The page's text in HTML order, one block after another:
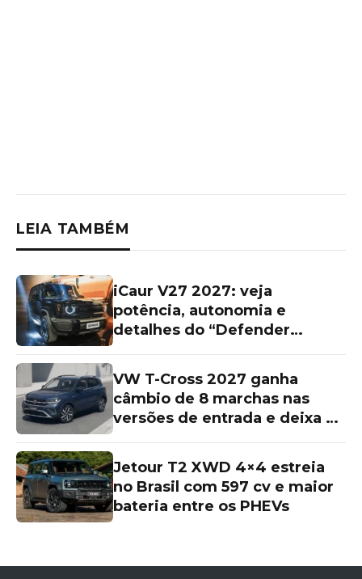
LEIA TAMBÉM
iCaur V27 2027: veja
potência, autonomia e
detalhes do “Defender
VW T-Cross 2027 ganha
câmbio de 8 marchas nas
versões de entrada e deixa as
Jetour T2 XWD 4×4 estreia
no Brasil com 597 cv e maior
bateria entre os PHEVs